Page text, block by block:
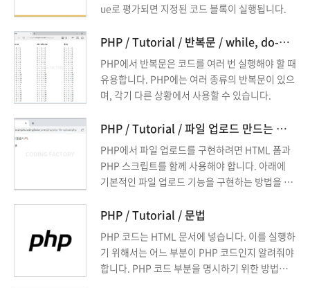
ue로 평가되면 지정된 코드 블록이 실행됩니다.
PHP / Tutorial / 반복문 / while, do-while, for
PHP에서 반복문은 코드를 여러 번 실행해야 할 때
유용합니다. PHP에는 여러 종류의 반복문이 있으
며, 각기 다른 상황에서 사용할 수 있습니다.
PHP / Tutorial / 파일 업로드 만드는 방법
PHP에서 파일 업로드를 구현하려면 HTML 폼과
PHP 스크립트를 함께 사용해야 합니다. 아래에
기본적인 파일 업로드 기능을 구현하는 방법을 단
PHP / Tutorial / 문법
PHP 코드는 HTML 문서에 넣습니다. 이를 실행하
기 위해서는 어느 부분이 PHP 코드인지 알려줘야
합니다. PHP 코드 부분을 명시하기 위한 방법은